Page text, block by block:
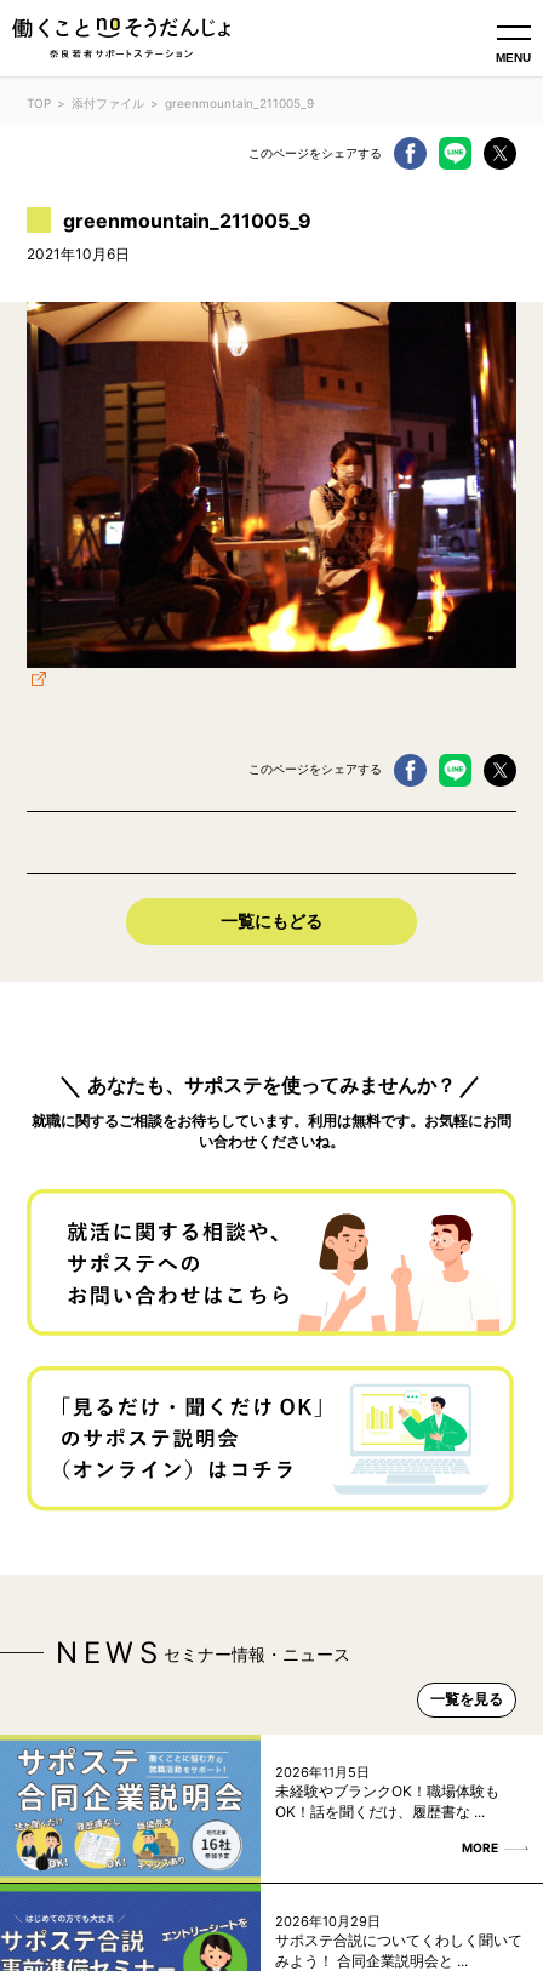
MENU
TOP 添付ファイル greenmountain_211005_9
このページをシェアする
greenmountain_211005_9
2021年10月6日
このページをシェアする
一覧にもどる
あなたも、サポステを使ってみませんか？
就職に関するご相談をお待ちしています。利用は無料です。お気軽にお問
い合わせくださいね。
NEWS セミナー情報・ニュース
一覧を見る
2026年11月5日
未経験やブランクOK！職場体験も
OK！話を聞くだけ、履歴書な ...
MORE
2026年10月29日
サポステ合説についてくわしく聞いて
みよう！ 合同企業説明会と ...